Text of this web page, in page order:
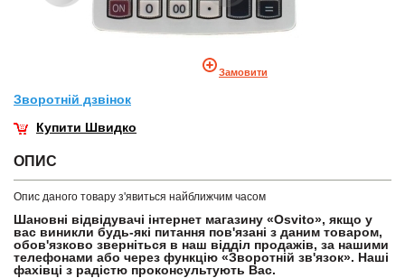
Замовити
Зворотнiй дзвiнок
Купити Швидко
ОПИС
Опис даного товару з'явиться найближчим часом
Шановні відвідувачі інтернет магазину «Osvito», якщо у
вас виникли будь-які питання пов'язані з даним товаром,
обов'язково зверніться в наш відділ продажів, за нашими
телефонами або через функцію «Зворотній зв'язок». Наші
фахівці з радістю проконсультують Вас.